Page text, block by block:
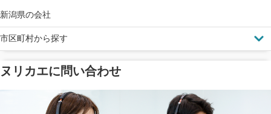
塗料の​品質を​保証
メーカー保証
ドローン診断
省エネ効果
断熱・遮熱塗料対応
新潟県の会社
市区町村から探す
ヌリカエに問い合わせ